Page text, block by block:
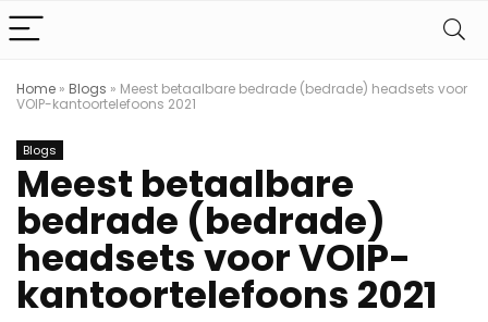
Home » Blogs » Meest betaalbare bedrade (bedrade) headsets voor
VOIP-kantoortelefoons 2021
Blogs
Meest betaalbare
bedrade (bedrade)
headsets voor VOIP-
kantoortelefoons 2021